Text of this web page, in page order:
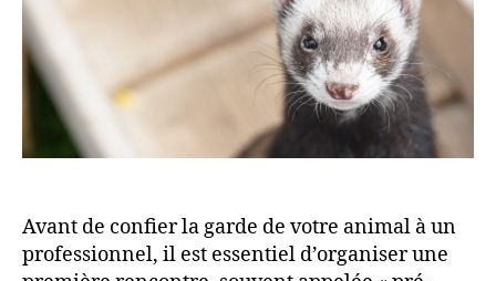
Avant de confier la garde de votre animal à un
professionnel, il est essentiel d’organiser une